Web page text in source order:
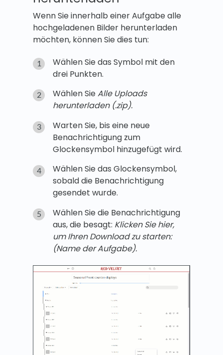
Wenn Sie innerhalb einer Aufgabe alle
hochgeladenen Bilder herunterladen
möchten, können Sie dies tun:
Wählen Sie das Symbol mit den
drei Punkten.
Wählen SieAlle Uploads
herunterladen (.zip).
Warten Sie, bis eine neue
Benachrichtigung zum
Glockensymbol hinzugefügt wird.
Wählen Sie das Glockensymbol,
sobald die Benachrichtigung
gesendet wurde.
Wählen Sie die Benachrichtigung
aus, die besagt: Klicken Sie hier,
um Ihren Download zu starten:
(Name der Aufgabe).